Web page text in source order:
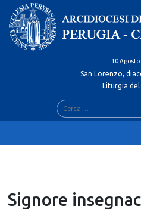
Skip
content
10
San Lorenzo,
Liturgia
Ricerca
per:
Signore